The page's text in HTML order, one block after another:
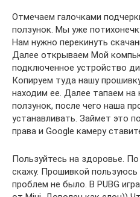
Отмечаем галочками
ползунок. Мы уже
Нам нужно перекинуть
Далее открываем Мой
подключенное устройство
Копируем туда нашу
находим ее. Далее тапаем на
ползунок, после чего наша
устанавливать. Займет это
права и Google камеру
Пользуйтесь на здоровье.
скажу. Прошивкой пользуюсь
проблем не было. В PUBG